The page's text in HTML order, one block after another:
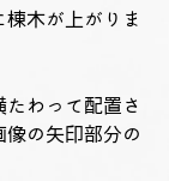
木が上がりま
わって配置さ
の矢印部分の